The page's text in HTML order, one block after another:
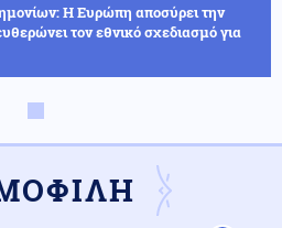
Η Ευρώπη αποσύρει την
τον εθνικό σχεδιασμό για